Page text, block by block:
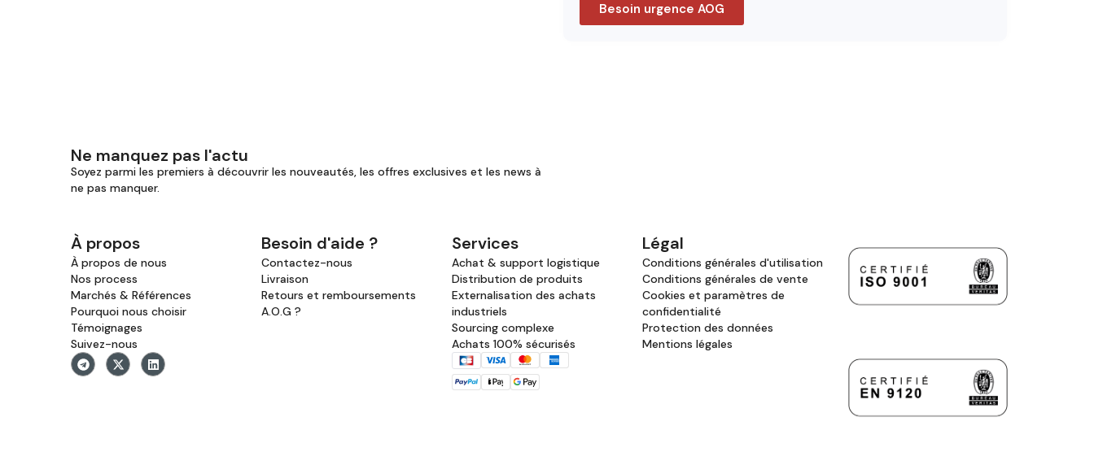
Besoin urgence AOG
Ne manquez pas l'actu
Soyez parmi les premiers à découvrir les nouveautés, les offres exclusives et les news à
ne pas manquer.
À propos
À propos de nous
Nos process
Marchés & Références
Pourquoi nous choisir
Témoignages
Suivez-nous
Besoin d'aide ?
Contactez-nous
Livraison
Retours et remboursements
A.O.G ?
Services
Achat & support logistique
Distribution de produits
Externalisation des achats
industriels
Sourcing complexe
Achats 100% sécurisés
Légal
Conditions générales d'utilisation
Conditions générales de vente
Cookies et paramètres de
confidentialité
Protection des données
Mentions légales